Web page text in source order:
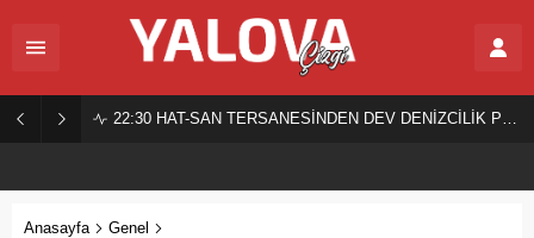
22:30 HAT-SAN TERSANESİNDEN DEV DENİZCİLİK PROJESİ!
Anasayfa
Genel